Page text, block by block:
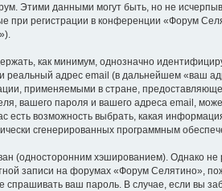
Этими данными могут быть, но не
при регистрации в конференции «Форум
как минимум, однозначно
реальный адрес email (в дальнейшем «ваш
применяемыми в стране,
вашего пароля и вашего адреса email,
есть возможность выбрать, какая
сгенерированных программным
(односторонним хэшированием). Однако не
записи на форумах «Форум Селятино»,
спрашивать ваш пароль. В случае, если вы